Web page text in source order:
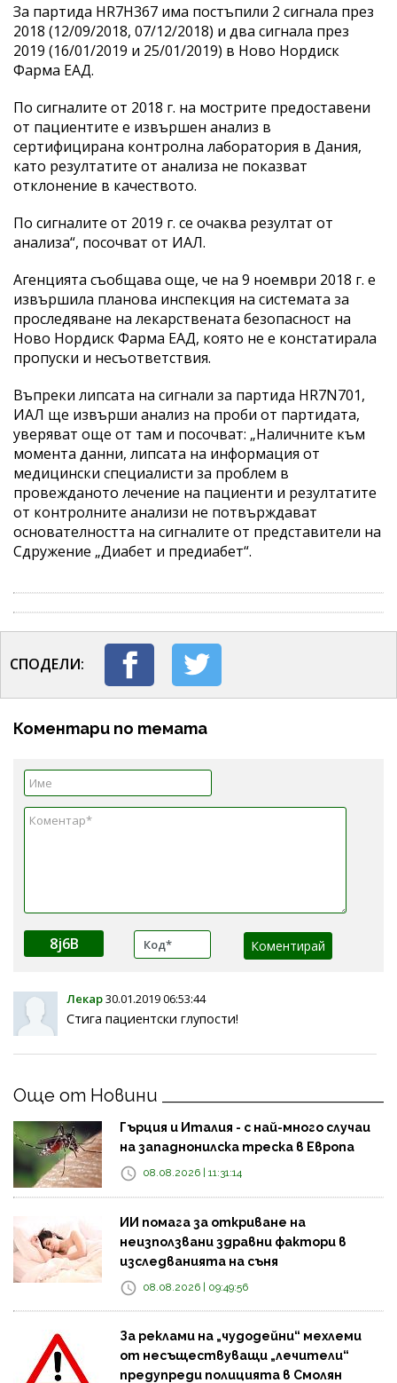
За партида HR7H367 има постъпили 2 сигнала през
2018 (12/09/2018, 07/12/2018) и два сигнала през
2019 (16/01/2019 и 25/01/2019) в Ново Нордиск
Фарма ЕАД.
По сигналите от 2018 г. на мострите предоставени
от пациентите е извършен анализ в
сертифицирана контролна лаборатория в Дания,
като резултатите от анализа не показват
отклонение в качеството.
По сигналите от 2019 г. се очаква резултат от
анализа“, посочват от ИАЛ.
Агенцията съобщава още, че на 9 ноември 2018 г. е
извършила планова инспекция на системата за
проследяване на лекарствената безопасност на
Ново Нордиск Фарма ЕАД, която не е констатирала
пропуски и несъответствия.
Въпреки липсата на сигнали за партида HR7N701,
ИАЛ ще извърши анализ на проби от партидата,
уверяват още от там и посочват: „Наличните към
момента данни, липсата на информация от
медицински специалисти за проблем в
провежданото лечение на пациенти и резултатите
от контролните анализи не потвърждават
основателността на сигналите от представители на
Сдружение „Диабет и предиабет“.
СПОДЕЛИ:
Коментари по темата
8j6B
Лекар30.01.2019 06:53:44
Стига пациентски глупости!
Още от Новини
Гърция и Италия - с най-много случаи
на западнонилска треска в Европа
08.08.2026 | 11:31:14
ИИ помага за откриване на
неизползвани здравни фактори в
изследванията на съня
08.08.2026 | 09:49:56
За реклами на „чудодейни“ мехлеми
от несъществуващи „лечители“
предупреди полицията в Смолян